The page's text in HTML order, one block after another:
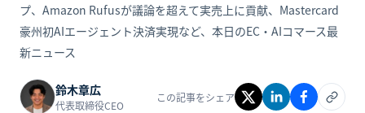
プ、Amazon Rufusが議論を超えて実売上に貢献、Mastercard
豪州初AIエージェント決済実現など、本日のEC・AIコマース最
新ニュース
鈴木章広
代表取締役CEO
この記事をシェア